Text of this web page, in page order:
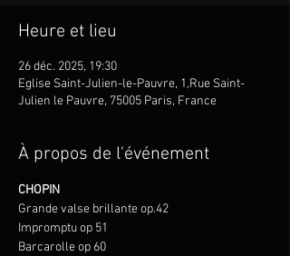
Heure et lieu
26 déc. 2025, 19:30
Eglise Saint-Julien-le-Pauvre, 1,Rue Saint-
Julien le Pauvre, 75005 Paris, France
À propos de l'événement
CHOPIN
Grande valse brillante op.42
Impromptu op 51
Barcarolle op 60